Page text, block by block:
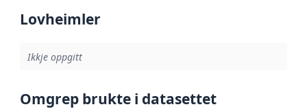
Lovheimler
Ikkje oppgitt
Omgrep brukte i datasettet